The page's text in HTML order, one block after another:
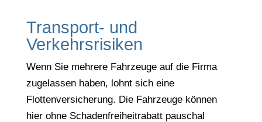
Transport- und
Verkehrsrisiken
Wenn Sie mehrere Fahrzeuge auf die Firma
zugelassen haben, lohnt sich eine
Flottenversicherung. Die Fahrzeuge können
hier ohne Schadenfreiheitrabatt pauschal